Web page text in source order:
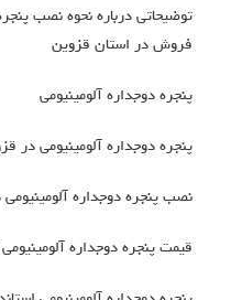
توضیحاتی درباره نحوه نصب
فروش در استان قزوین
پنجره دوجداره آلومینیومی
پنجره دوجداره آلومینیومی در
نصب پنجره دوجداره
قیمت پنجره دوجداره